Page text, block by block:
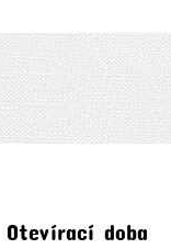
Otevírací doba